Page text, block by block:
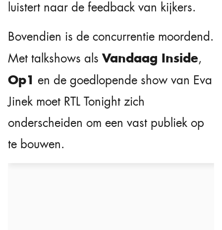
luistert naar de feedback van kijkers.
Bovendien is de concurrentie moordend.
Met talkshows alsVandaag Inside,
Op1 en de goedlopende show van Eva
Jinek moet RTL Tonight zich
onderscheiden om een vast publiek op
te bouwen.